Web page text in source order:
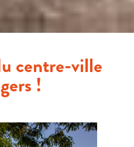
centre-ville
!